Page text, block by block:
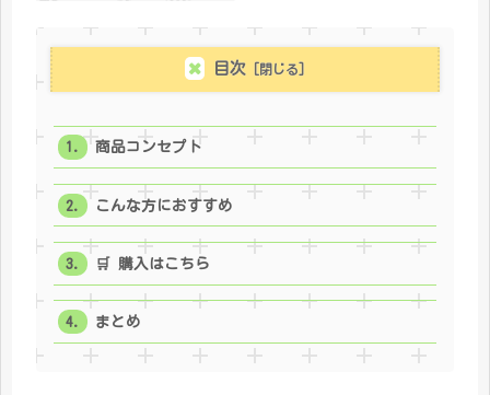
目次
商品コンセプト
こんな方におすすめ
🛒 購入はこちら
まとめ